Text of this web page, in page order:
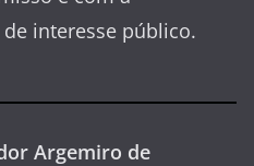
interesse público.
Argemiro de